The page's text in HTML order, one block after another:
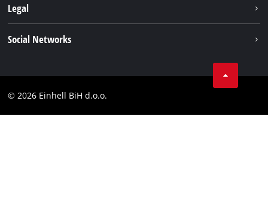
Usluge
Brushless
Einhell globalno
Legal
Compliance
Social Networks
YouТube
© 2026 Einhell BiH d.o.o.